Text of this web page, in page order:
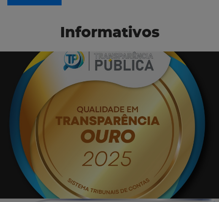
Informativos